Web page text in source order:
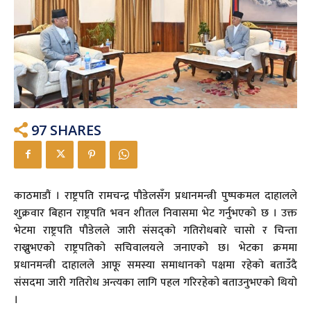
97 SHARES
काठमाडौं । राष्ट्रपति रामचन्द्र पौडेलसँग प्रधानमन्त्री पुष्पकमल दाहालले
शुक्रवार बिहान राष्ट्रपति भवन शीतल निवासमा भेट गर्नुभएको छ । उक्त
भेटमा राष्ट्रपति पौडेलले जारी संसद्को गतिरोधबारे चासो र चिन्ता
राख्नुभएको राष्ट्रपतिको सचिवालयले जनाएको छ। भेटका क्रममा
प्रधानमन्त्री दाहालले आफू समस्या समाधानको पक्षमा रहेको बताउँदै
संसदमा जारी गतिरोध अन्त्यका लागि पहल गरिरहेको बताउनुभएको थियो
।